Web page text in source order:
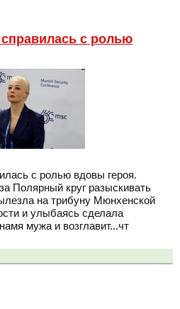
с ролью
с ролью вдовы героя.
Полярный круг разыскивать
на трибуну Мюнхенской
и улыбаясь сделала
мужа и возглавит...чт